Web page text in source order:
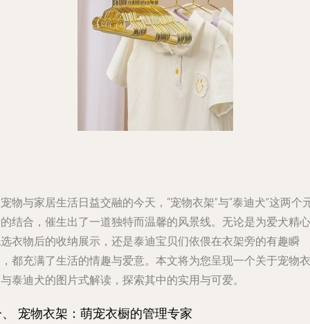
物与家居生活日益交融的今天，“宠物衣架”与“泰迪犬”这两个
结合，催生出了一道独特而温馨的风景线。无论是为爱犬精心
衣物后的收纳展示，还是泰迪宝贝们依偎在衣架旁的有趣瞬
都充满了生活的情趣与爱意。本文将为您呈现一个关于宠物衣
泰迪犬的图片式解读，探索其中的实用与可爱。
宠物衣架：萌宠衣橱的管理专家